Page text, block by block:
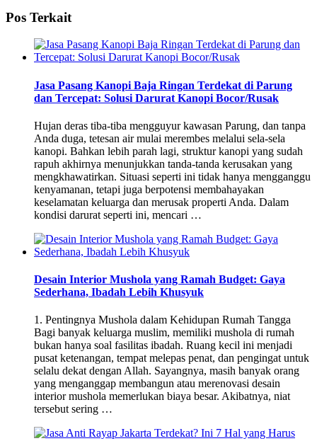
Pos Terkait
Jasa Pasang Kanopi Baja Ringan Terdekat di Parung
dan Tercepat: Solusi Darurat Kanopi Bocor/Rusak
Hujan deras tiba-tiba mengguyur kawasan Parung, dan tanpa
Anda duga, tetesan air mulai merembes melalui sela-sela
kanopi. Bahkan lebih parah lagi, struktur kanopi yang sudah
rapuh akhirnya menunjukkan tanda-tanda kerusakan yang
mengkhawatirkan. Situasi seperti ini tidak hanya mengganggu
kenyamanan, tetapi juga berpotensi membahayakan
keselamatan keluarga dan merusak properti Anda. Dalam
kondisi darurat seperti ini, mencari …
Desain Interior Mushola yang Ramah Budget: Gaya
Sederhana, Ibadah Lebih Khusyuk
1. Pentingnya Mushola dalam Kehidupan Rumah Tangga
Bagi banyak keluarga muslim, memiliki mushola di rumah
bukan hanya soal fasilitas ibadah. Ruang kecil ini menjadi
pusat ketenangan, tempat melepas penat, dan pengingat untuk
selalu dekat dengan Allah. Sayangnya, masih banyak orang
yang menganggap membangun atau merenovasi desain
interior mushola memerlukan biaya besar. Akibatnya, niat
tersebut sering …